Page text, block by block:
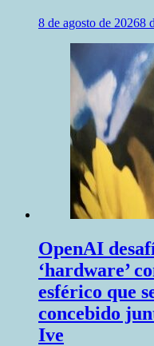
8 de agosto de 20268
OpenAI
‘hardware’
esférico que
concebido
Ive